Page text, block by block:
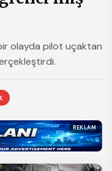
olayda pilot uçaktan
REKLAM